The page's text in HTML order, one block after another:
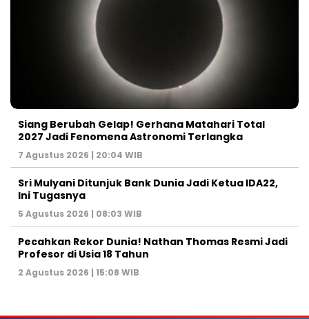
Siang Berubah Gelap! Gerhana Matahari Total
2027 Jadi Fenomena Astronomi Terlangka
7 Agustus 2026 | 20:04 WIB
Sri Mulyani Ditunjuk Bank Dunia Jadi Ketua IDA22,
Ini Tugasnya
5 Agustus 2026 | 08:03 WIB
Pecahkan Rekor Dunia! Nathan Thomas Resmi Jadi
Profesor di Usia 18 Tahun
2 Agustus 2026 | 15:08 WIB